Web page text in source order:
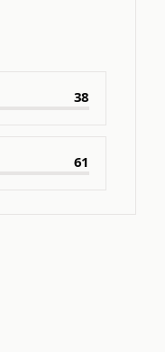
38
61